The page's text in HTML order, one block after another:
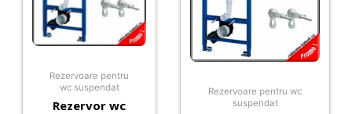
Rezervoare pentru
wc suspendat
Rezervor wc
Rezervoare pentru wc
suspendat